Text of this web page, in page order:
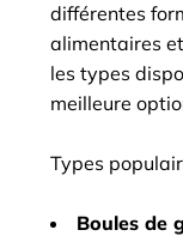
différentes
alimentaires
les types
meilleure
Types
Boules de